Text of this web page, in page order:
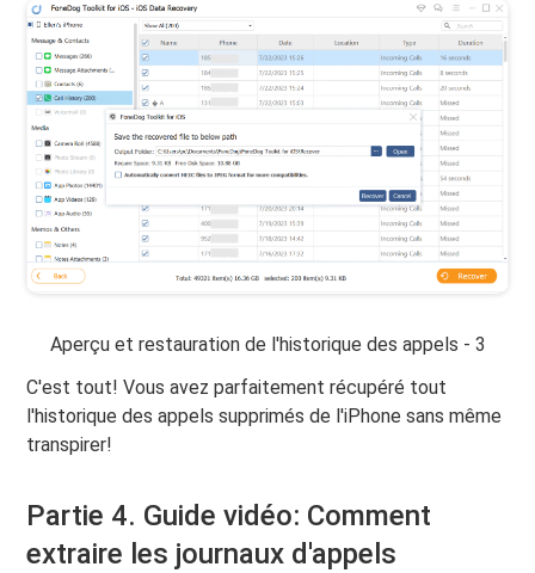
Aperçu et restauration de l'historique des appels - 3
C'est tout! Vous avez parfaitement récupéré tout
l'historique des appels supprimés de l'iPhone sans même
transpirer!
Partie 4. Guide vidéo: Comment
extraire les journaux d'appels